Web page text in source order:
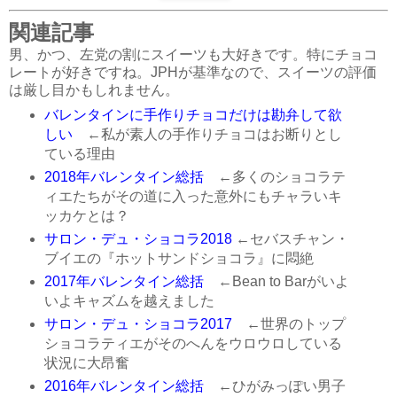
関連記事
男、かつ、左党の割にスイーツも大好きです。特にチョコ
レートが好きですね。JPHが基準なので、スイーツの評価
は厳し目かもしれません。
バレンタインに手作りチョコだけは勘弁して欲
しい ←私が素人の手作りチョコはお断りとし
ている理由
2018年バレンタイン総括
←多くのショコラテ
ィエたちがその道に入った意外にもチャラいキ
ッカケとは？
サロン・デュ・ショコラ2018←セバスチャン・
ブイエの『ホットサンドショコラ』に悶絶
2017年バレンタイン総括←Bean to Barがいよ
いよキャズムを越えました
サロン・デュ・ショコラ2017←世界のトップ
ショコラティエがそのへんをウロウロしている
状況に大昂奮
2016年バレンタイン総括←ひがみっぽい男子